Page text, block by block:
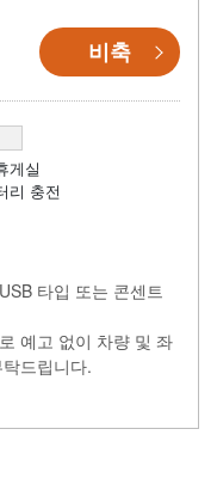
비축
게실
리 충전
타입 또는 콘센트
예고 없이 차량 및 좌
드립니다.